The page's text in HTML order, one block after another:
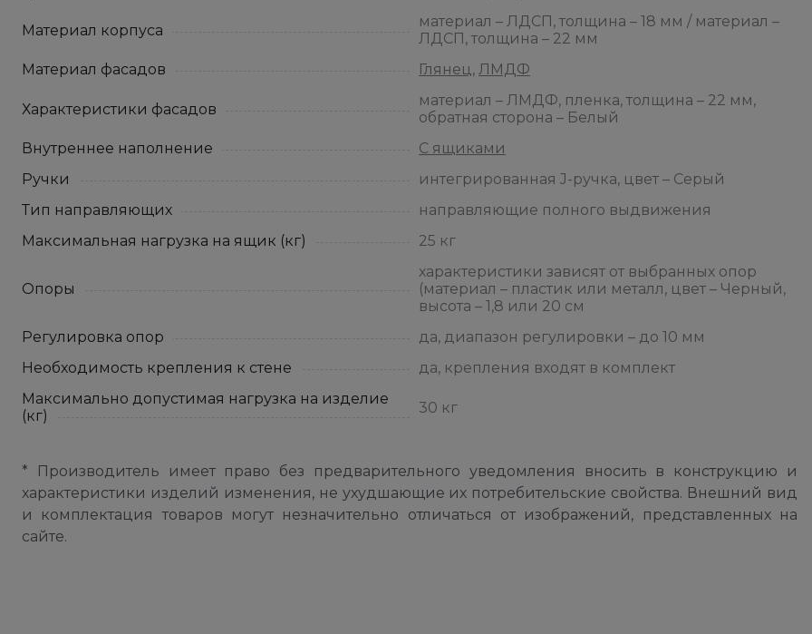
Материал корпуса
материал – ЛДСП, толщина – 18 мм / материал –
ЛДСП, толщина – 22 мм
Материал фасадов
Глянец, ЛМДФ
Характеристики фасадов
материал – ЛМДФ, пленка, толщина – 22 мм,
обратная сторона – Белый
Внутреннее наполнение
С ящиками
Ручки
интегрированная J-ручка, цвет – Серый
Тип направляющих
направляющие полного выдвижения
Максимальная нагрузка на ящик (кг)
25 кг
Опоры
характеристики зависят от выбранных опор
(материал – пластик или металл, цвет – Черный,
высота – 1,8 или 20 см
Регулировка опор
да, диапазон регулировки – до 10 мм
Необходимость крепления к стене
да, крепления входят в комплект
Максимально допустимая нагрузка на изделие
(кг)
30 кг
* Производитель имеет право без предварительного уведомления вносить в конструкцию и
характеристики изделий изменения, не ухудшающие их потребительские свойства. Внешний вид
и комплектация товаров могут незначительно отличаться от изображений, представленных на
сайте.